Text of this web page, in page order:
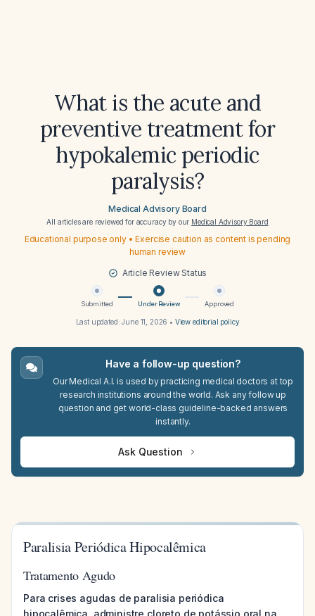
What is the acute and
preventive treatment for
hypokalemic periodic
paralysis?
Medical Advisory Board
All articles are reviewed for accuracy by our Medical Advisory Board
Educational purpose only • Exercise caution as content is pending
human review
Article Review Status
Submitted Under Review Approved
Last updated:June 11, 2026 • View editorial policy
Have a follow-up question?
Our Medical A.I. is used by practicing medical doctors at top
research institutions around the world. Ask any follow up
question and get world-class guideline-backed answers
instantly.
Ask Question
Paralisia Periódica Hipocalêmica
Tratamento Agudo
Para crises agudas de paralisia periódica
hipocalêmica, administre cloreto de potássio oral na